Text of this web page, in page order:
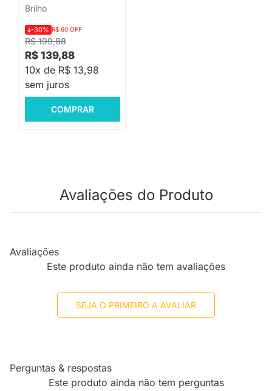
Brilho
R$ 199,88
-30% R$ 60 OFF
R$ 139,88
10x de R$ 13,98
sem juros
COMPRAR
Avaliações do Produto
Avaliações
Este produto ainda não tem avaliações
SEJA O PRIMEIRO A AVALIAR
Perguntas & respostas
Este produto ainda não tem perguntas